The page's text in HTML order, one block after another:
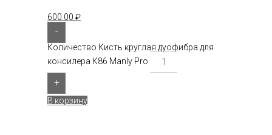
600.00 ₽
-
Количество Кисть круглая дуофибра для
консилера К86 Manly Pro
+
В корзину